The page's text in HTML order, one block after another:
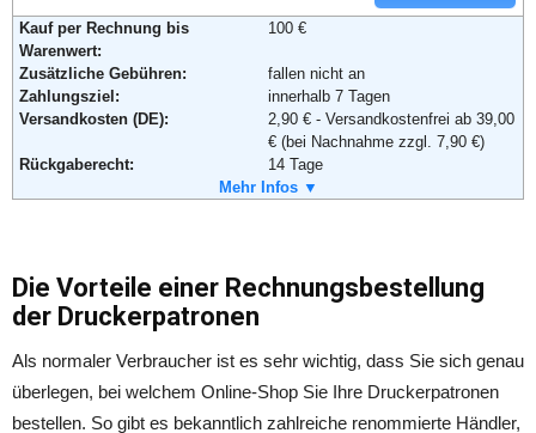
Adresse:
Flash-Computer GbR
97261 Güntersleben
Deutschland
Telefon:
(09365) 890412
(09365) 890413
Email:
info@tintenwelt.de
Weiterführende Informationen:
AGB
Kauf per Rechnung bis
Warenwert:
100 €
Zusätzliche Gebühren:
fallen nicht an
Zahlungsziel:
innerhalb 7 Tagen
Versandkosten (DE):
2,90 € - Versandkostenfrei ab 39,00
€ (bei Nachnahme zzgl. 7,90 €)
Rückgaberecht:
14 Tage
Nein
Adresse:
SG Büromedien GmbH
Mehr Infos ▼
Die Vorteile einer Rechnungsbestellung
der Druckerpatronen
Als normaler Verbraucher ist es sehr wichtig, dass Sie sich genau
überlegen, bei welchem Online-Shop Sie Ihre Druckerpatronen
bestellen. So gibt es bekanntlich zahlreiche renommierte Händler,